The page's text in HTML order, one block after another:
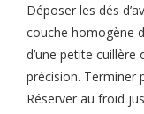
Déposer les dés
couche homogène
d’une petite cuillère
précision. Terminer
Réserver au froid